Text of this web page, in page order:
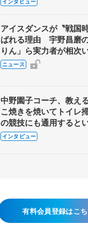
アイスダンスが〝戦国
ばれる理由 宇野昌磨
りん」ら実力者が相
国内の競争激化
ニュース
中野園子コーチ、教え
こ焼きを焼いてトイ
の競技にも通用すると
織の筋肉
インタビュー
有料会員登録はこ